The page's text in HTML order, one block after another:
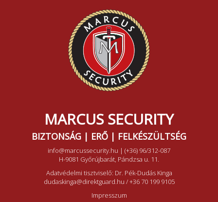
MARCUS SECURITY
BIZTONSÁG | ERŐ | FELKÉSZÜLTSÉG
info@marcussecurity.hu | (+36) 96/312-087
H-9081 Győrújbarát, Pándzsa u. 11.
Adatvédelmi tisztviselő: Dr. Pék-Dudás Kinga
dudaskinga@direktguard.hu /+36 70 199 9105
Impresszum